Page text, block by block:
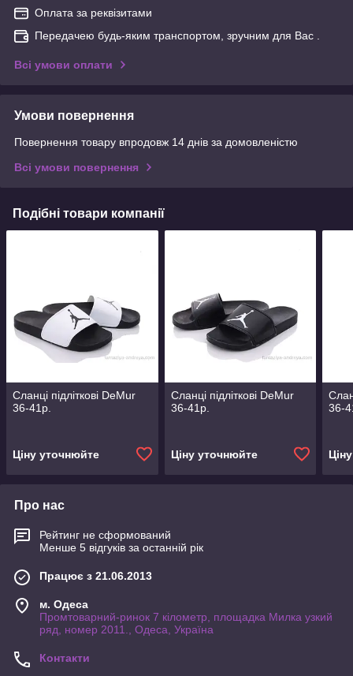
Оплата за реквізитами
Передачею будь-яким транспортом, зручним для Вас .
Всі умови оплати
Умови повернення
Повернення товару впродовж 14 днів за домовленістю
Всі умови повернення
Подібні товари компанії
Сланці підліткові DeMur
36-41р.
Ціну уточнюйте
Сланці підліткові DeMur
36-41р.
Ціну уточнюйте
36-
Про нас
Рейтинг не сформований
Менше 5 відгуків за останній рік
Працює з 21.06.2013
м. Одеса
Промтоварний-ринок 7 кілометр, площадка Милка узкий
ряд, номер 2011., Одеса, Україна
Контакти